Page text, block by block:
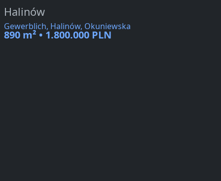
Halinów
Gewerblich, Halinów, Okuniewska
890 m² • 1.800.000 PLN